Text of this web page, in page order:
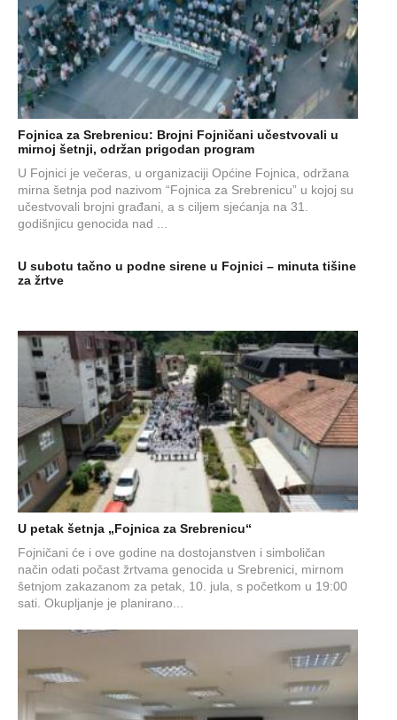
Fojnica za Srebrenicu: Brojni Fojničani učestvovali u
mirnoj šetnji, održan prigodan program
U Fojnici je večeras, u organizaciji Općine Fojnica, održana
mirna šetnja pod nazivom “Fojnica za Srebrenicu” u kojoj su
učestvovali brojni građani, a s ciljem sjećanja na 31.
godišnjicu genocida nad ...
U subotu tačno u podne sirene u Fojnici – minuta tišine
za žrtve
U petak šetnja „Fojnica za Srebrenicu“
Fojničani će i ove godine na dostojanstven i simboličan
način odati počast žrtvama genocida u Srebrenici, mirnom
šetnjom zakazanom za petak, 10. jula, s početkom u 19:00
sati. Okupljanje je planirano...